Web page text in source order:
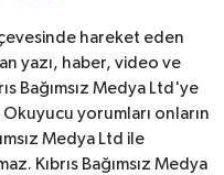
hareket eden
yazı, haber, video ve
Bağımsız Medya Ltd'ye
yorumları onların
Medya Ltd ile
Kıbrıs Bağımsız Medya